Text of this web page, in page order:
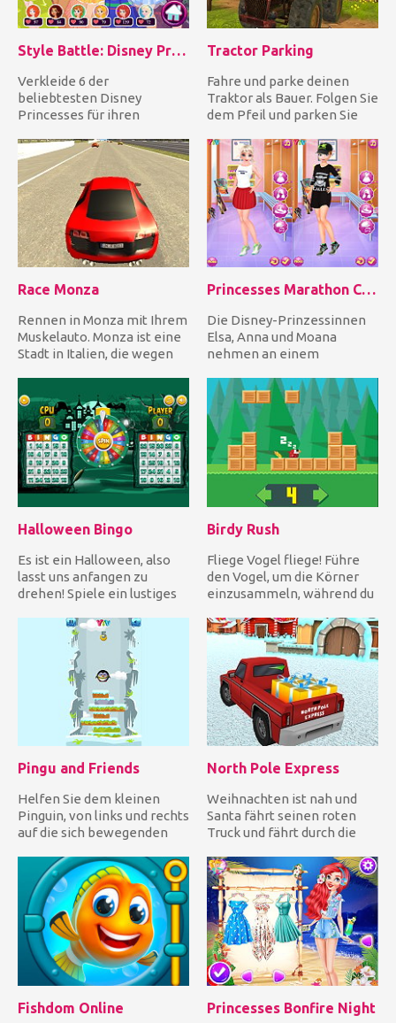
Style Battle: Disney Princesses
Verkleide 6 der
beliebtesten Disney
Princesses für ihren
sich von Rock-Outf...
Tractor Parking
Fahre und parke deinen
Traktor als Bauer. Folgen Sie
dem Pfeil und parken Sie
Race Monza
Rennen in Monza mit Ihrem
Muskelauto. Monza ist eine
Stadt in Italien, die wegen
Princesses Marathon Competition
Die Disney-Prinzessinnen
Elsa, Anna und Moana
nehmen an einem
dreien bei d...
Halloween Bingo
Es ist ein Halloween, also
lasst uns anfangen zu
drehen! Spiele ein lustiges
Birdy Rush
Fliege Vogel fliege! Führe
den Vogel, um die Körner
einzusammeln, während du
Pingu and Friends
Helfen Sie dem kleinen
Pinguin, von links und rechts
auf die sich bewegenden
North Pole Express
Weihnachten ist nah und
Santa fährt seinen roten
Truck und fährt durch die
Fishdom Online Princesses Bonfire Night